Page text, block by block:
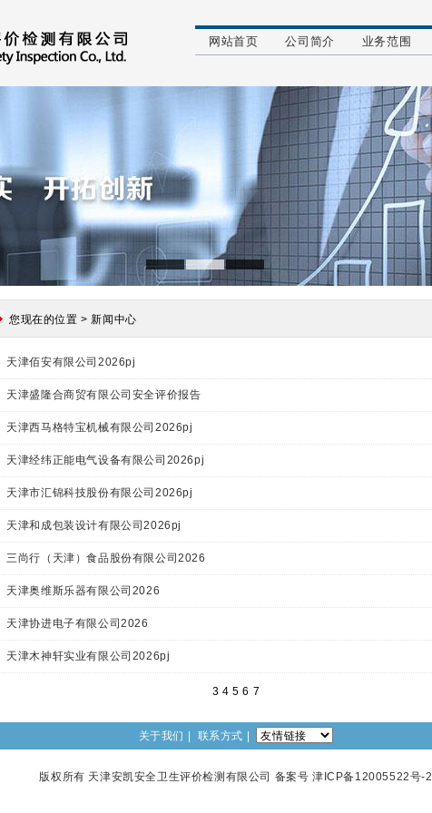
网站首页 公司简介 业务范围
您现在的位置 > 新闻中心
天津佰安有限公司2026pj
天津盛隆合商贸有限公司安全评价报告
天津西马格特宝机械有限公司2026pj
天津经纬正能电气设备有限公司2026pj
天津市汇锦科技股份有限公司2026pj
天津和成包装设计有限公司2026pj
三尚行（天津）食品股份有限公司2026
天津奥维斯乐器有限公司2026
天津协进电子有限公司2026
天津木神轩实业有限公司2026pj
3 4 5 6 7
关于我们 联系方式
版权所有 天津安凯安全卫生评价检测有限公司 备案号 津ICP备12005522号-2